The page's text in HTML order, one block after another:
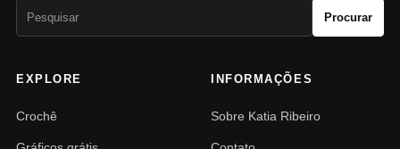
Procurar
EXPLORE
Crochê
INFORMAÇÕES
Sobre Katia Ribeiro